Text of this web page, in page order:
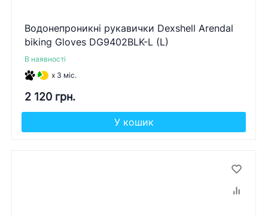
Водонепроникні рукавички Dexshell Arendal
biking Gloves DG9402BLK-L (L)
В наявності
x 3 міс.
2 120 грн.
У кошик